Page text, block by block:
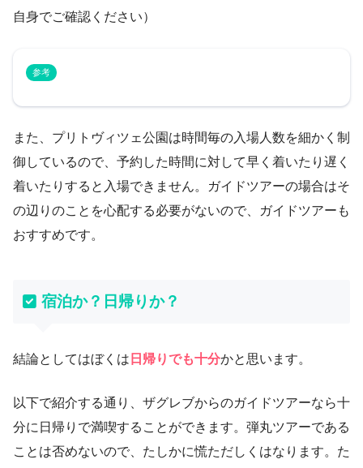
自身でご確認ください）
参考
また、プリトヴィツェ公園は時間毎の入場人数を細かく制
御しているので、予約した時間に対して早く着いたり遅く
着いたりすると入場できません。ガイドツアーの場合はそ
の辺りのことを心配する必要がないので、ガイドツアーも
おすすめです。
宿泊か？日帰りか？
結論としてはぼくは 日帰りでも十分かと思います。
以下で紹介する通り、ザグレブからのガイドツアーなら十
分に日帰りで満喫することができます。弾丸ツアーである
ことは否めないので、たしかに慌ただしくはなります。た